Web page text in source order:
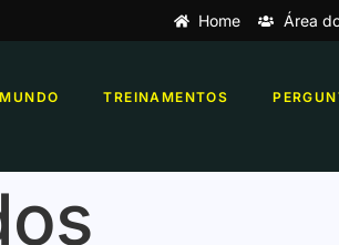
Home Área
TREINAMENTOS